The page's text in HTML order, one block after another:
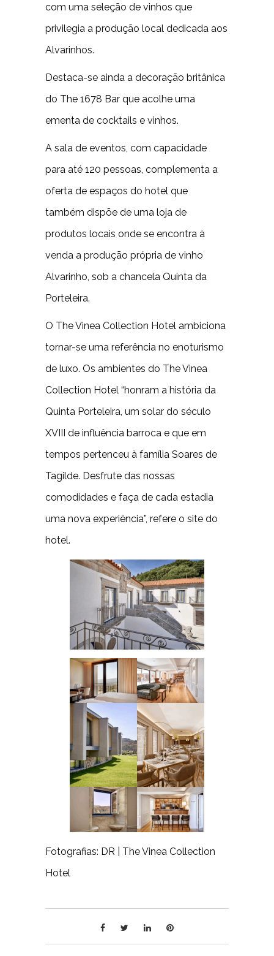
com uma seleção de vinhos que
privilegia a produção local dedicada aos
Alvarinhos.
Destaca-se ainda a decoração britânica
do The 1678 Bar que acolhe uma
ementa de cocktails e vinhos.
A sala de eventos, com capacidade
para até 120 pessoas, complementa a
oferta de espaços do hotel que
também dispõe de uma loja de
produtos locais onde se encontra à
venda a produção própria de vinho
Alvarinho, sob a chancela Quinta da
Porteleira.
O The Vinea Collection Hotel ambiciona
tornar-se uma referência no enoturismo
de luxo. Os ambientes do The Vinea
Collection Hotel “honram a história da
Quinta Porteleira, um solar do século
XVIII de influência barroca e que em
tempos pertenceu à família Soares de
Tagilde. Desfrute das nossas
comodidades e faça de cada estadia
uma nova experiência”, refere o site do
hotel.
Fotografias: DR | The Vinea Collection
Hotel